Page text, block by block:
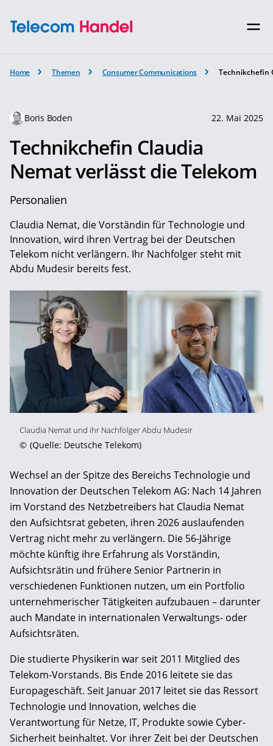
Home Themen Consumer Communications Technikchefin
Boris Boden 22. Mai 2025
Technikchefin Claudia
Nemat verlässt die Telekom
Personalien
Claudia Nemat, die Vorständin für Technologie und
Innovation, wird ihren Vertrag bei der Deutschen
Telekom nicht verlängern. Ihr Nachfolger steht mit
Abdu Mudesir bereits fest.
Claudia Nemat und ihr Nachfolger Abdu Mudesir
© (Quelle: Deutsche Telekom)
Wechsel an der Spitze des Bereichs Technologie und
Innovation der Deutschen Telekom AG: Nach 14 Jahren
im Vorstand des Netzbetreibers hat Claudia Nemat
den Aufsichtsrat gebeten, ihren 2026 auslaufenden
Vertrag nicht mehr zu verlängern. Die 56-Jährige
möchte künftig ihre Erfahrung als Vorständin,
Aufsichtsrätin und frühere Senior Partnerin in
verschiedenen Funktionen nutzen, um ein Portfolio
unternehmerischer Tätigkeiten aufzubauen – darunter
auch Mandate in internationalen Verwaltungs- oder
Aufsichtsräten.
Die studierte Physikerin war seit 2011 Mitglied des
Telekom-Vorstands. Bis Ende 2016 leitete sie das
Europageschäft. Seit Januar 2017 leitet sie das Ressort
Technologie und Innovation, welches die
Verantwortung für Netze, IT, Produkte sowie Cyber-
Sicherheit beinhaltet. Vor ihrer Zeit bei der Deutschen